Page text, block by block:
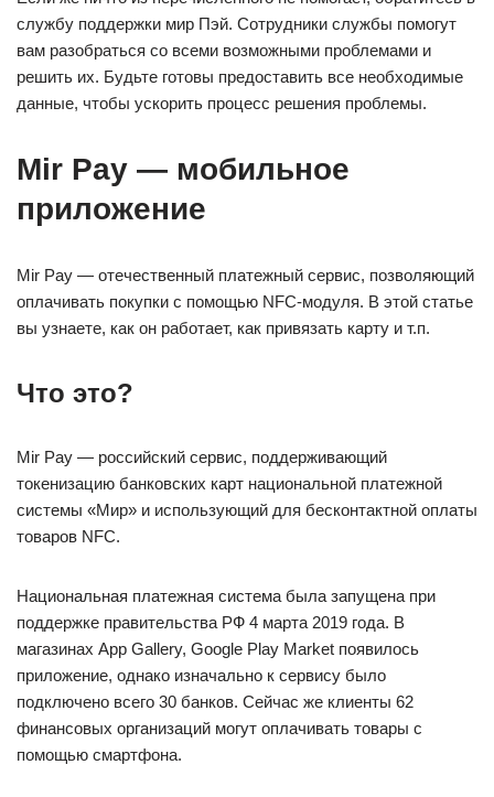
службу поддержки мир Пэй. Сотрудники службы помогут
вам разобраться со всеми возможными проблемами и
решить их. Будьте готовы предоставить все необходимые
данные, чтобы ускорить процесс решения проблемы.
Mir Pay — мобильное
приложение
Mir Pay — отечественный платежный сервис, позволяющий
оплачивать покупки с помощью NFC-модуля. В этой статье
вы узнаете, как он работает, как привязать карту и т.п.
Что это?
Mir Pay — российский сервис, поддерживающий
токенизацию банковских карт национальной платежной
системы «Мир» и использующий для бесконтактной оплаты
товаров NFC.
Национальная платежная система была запущена при
поддержке правительства РФ 4 марта 2019 года. В
магазинах App Gallery, Google Play Market появилось
приложение, однако изначально к сервису было
подключено всего 30 банков. Сейчас же клиенты 62
финансовых организаций могут оплачивать товары с
помощью смартфона.